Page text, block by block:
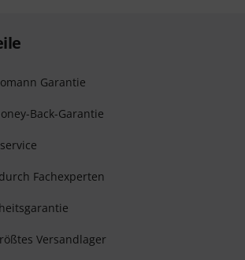
Garantie
Back-Garantie
Fachexperten
Versandlager